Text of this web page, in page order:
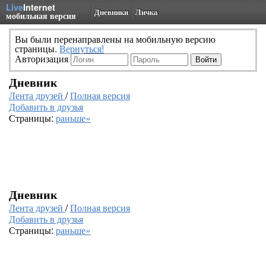
LiveInternet
мобильная версия Дневники Личка
Вы были перенаправлены на мобильную версию
страницы. Вернуться!
Авторизация
Дневник
Лента друзей /Полная версия
Добавить в друзья
Страницы: раньше»
Дневник
Лента друзей /Полная версия
Добавить в друзья
Страницы: раньше»